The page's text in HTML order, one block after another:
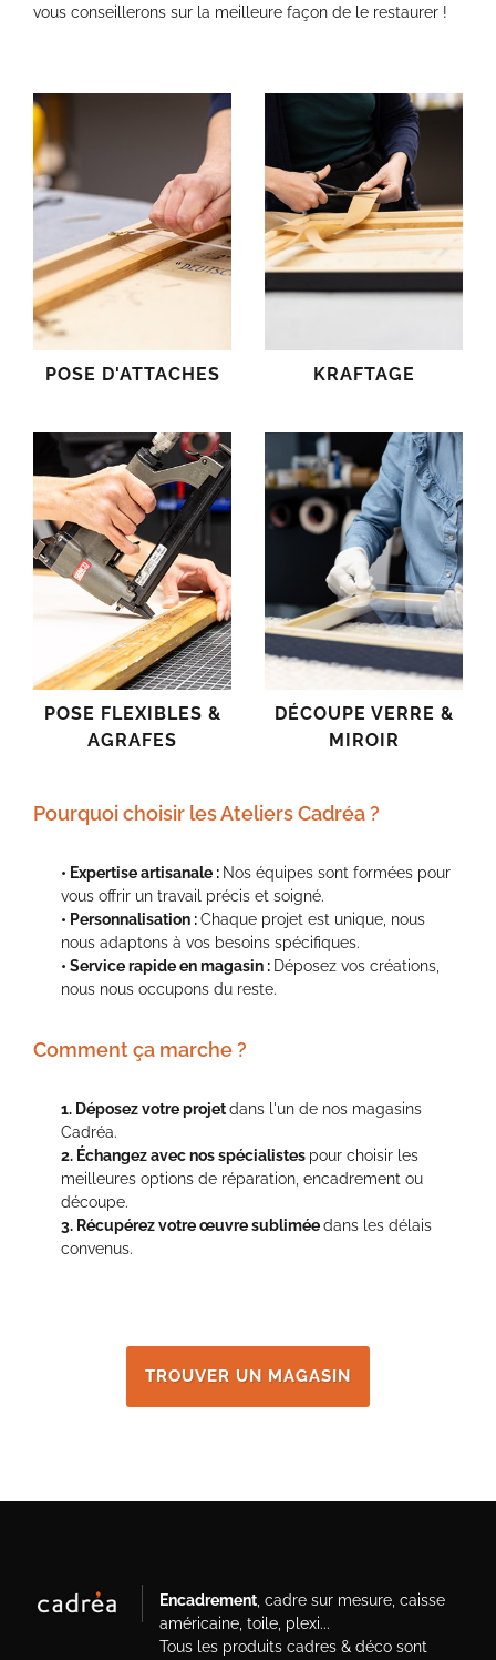
vous conseillerons sur la meilleure façon de le restaurer !
POSE D'ATTACHES KRAFTAGE
POSE FLEXIBLES &
AGRAFES
DÉCOUPE VERRE &
MIROIR
Pourquoi choisir les Ateliers Cadréa ?
• Expertise artisanale : Nos équipes sont formées pour
vous offrir un travail précis et soigné.
• Personnalisation :Chaque projet est unique, nous
nous adaptons à vos besoins spécifiques.
• Service rapide en magasin : Déposez vos créations,
nous nous occupons du reste.
Comment ça marche ?
1. Déposez votre projetdans l'un de nos magasins
Cadréa.
2. Échangez avec nos spécialistes pour choisir les
meilleures options de réparation, encadrement ou
découpe.
3. Récupérez votre œuvre subliméedans les délais
convenus.
TROUVER UN MAGASIN
Encadrement, cadre sur mesure, caisse
américaine, toile, plexi...
Tous les produits cadres & déco sont